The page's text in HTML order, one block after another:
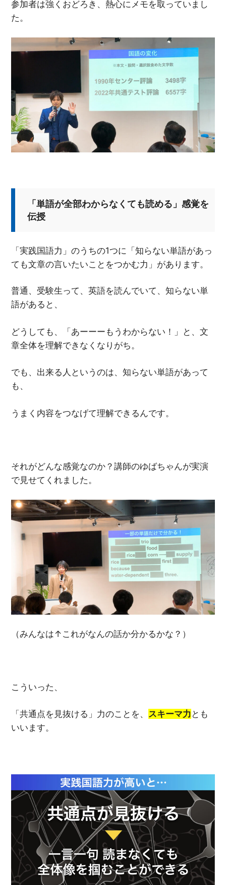
参加者は強くおどろき、熱心にメモを取っていまし
た。
「単語が全部わからなくても読める」感覚を
伝授
「実践国語力」のうちの1つに「知らない単語があっ
ても文章の言いたいことをつかむ力」があります。
普通、受験生って、英語を読んでいて、知らない単
語があると、
どうしても、「あーーーもうわからない！」と、文
章全体を理解できなくなりがち。
でも、出来る人というのは、知らない単語があって
も、
うまく内容をつなげて理解できるんです。
それがどんな感覚なのか？講師のゆばちゃんが実演
で見せてくれました。
（みんなは↑これがなんの話か分かるかな？）
こういった、
「共通点を見抜ける」力のことを、 スキーマ力 とも
いいます。